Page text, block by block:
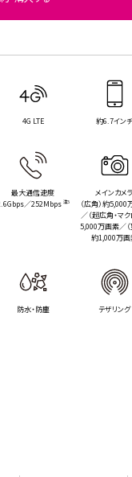
4G LTE 約6.7インチ
最大通信速度
／252Mbps 注5
メインカメラ
（広角）約5,000
／（超広角・マク
5,000万画素／（
約1,000万画
防水・防塵 テザリング